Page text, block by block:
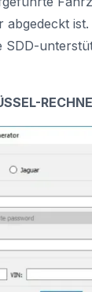
abgedeckt ist.
SDD-